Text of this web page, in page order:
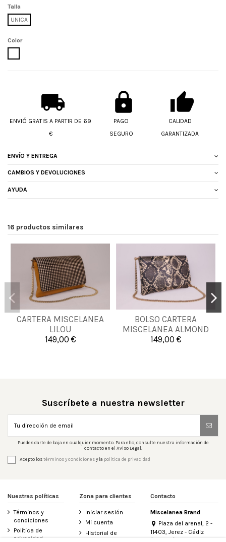
Talla
UNICA
Color
ENVIÓ GRATIS A PARTIR DE 69
€
PAGO
SEGURO
CALIDAD
GARANTIZADA
ENVÍO Y ENTREGA
CAMBIOS Y DEVOLUCIONES
AYUDA
16 productos similares
CARTERA MISCELANEA
LILOU
149,00 €
UNICA
Añadir al carrito
BOLSO CARTERA
MISCELANEA ALMOND
149,00 €
UNICA
Añadir al carrito
Suscríbete a nuestra newsletter
Puedes darte de baja en cualquier momento. Para ello, consulte nuestra información de
contacto en el Aviso Legal.
Acepto lostérminos y condicionesy la política de privacidad
Nuestras políticas
Términos y
condiciones
Política de
privacidad
Zona para clientes
Iniciar sesión
Mi cuenta
Historial de
Contacto
Miscelanea Brand
Plaza del arenal, 2 -
11403, Jerez - Cádiz
(España)